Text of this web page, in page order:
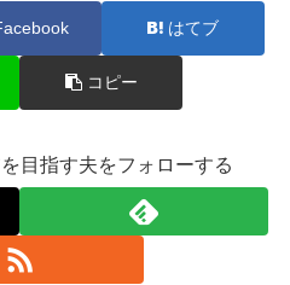
はてブ
コピー
目指す夫をフォローする